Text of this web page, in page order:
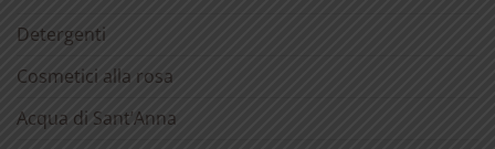
Detergenti
Cosmetici alla rosa
Acqua di Sant’Anna